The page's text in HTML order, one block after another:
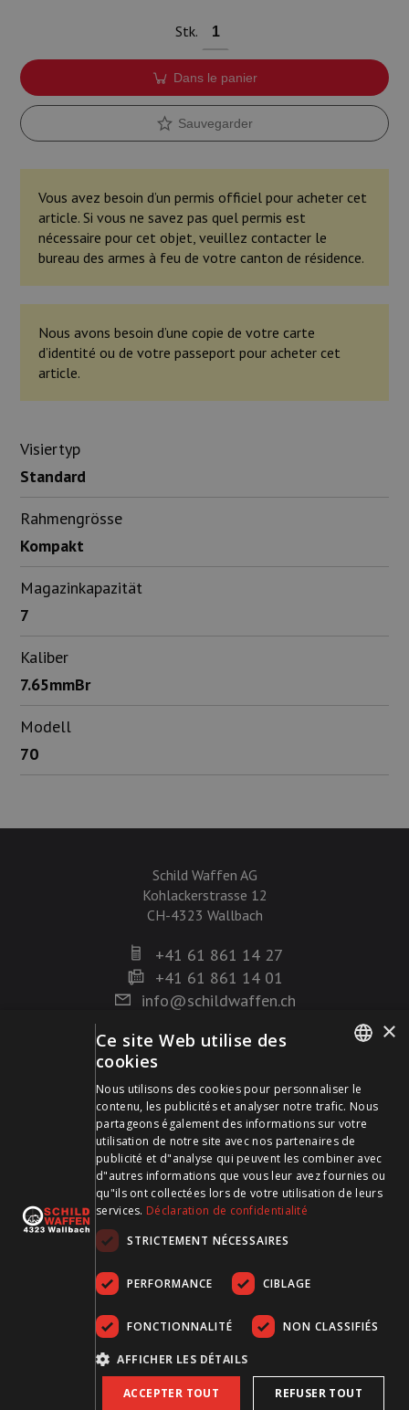
Stk.
Dans le panier
Sauvegarder
Vous avez besoin d’un permis officiel pour acheter cet
article. Si vous ne savez pas quel permis est
nécessaire pour cet objet, veuillez contacter le
bureau des armes à feu de votre canton de résidence.
Nous avons besoin d’une copie de votre carte
d’identité ou de votre passeport pour acheter cet
article.
Visiertyp
Standard
Rahmengrösse
Kompakt
Magazinkapazität
7
Kaliber
7.65mmBr
Modell
70
Schild Waffen AG
Kohlackerstrasse 12
CH-4323 Wallbach
+41 61 861 14 27
+41 61 861 14 01
info@schildwaffen.ch
Mode de paiement
Visitez-nous sur les médias sociaux et restez à jour !
FRENCH
×
Ce site Web utilise des
cookies
Nous utilisons des cookies pour personnaliser le
contenu, les publicités et analyser notre trafic. Nous
partageons également des informations sur votre
utilisation de notre site avec nos partenaires de
publicité et d"analyse qui peuvent les combiner avec
d"autres informations que vous leur avez fournies ou
qu"ils ont collectées lors de votre utilisation de leurs
services. Déclaration de confidentialité
STRICTEMENT NÉCESSAIRES
PERFORMANCE CIBLAGE
FONCTIONNALITÉ NON CLASSIFIÉS
AFFICHER LES DÉTAILS
ACCEPTER TOUT REFUSER TOUT